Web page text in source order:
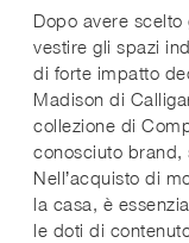
Dopo avere
vestire gli spazi
di forte impatto
Madison di
collezione di
conosciuto brand,
Nell’acquisto di
la casa, è
le doti di